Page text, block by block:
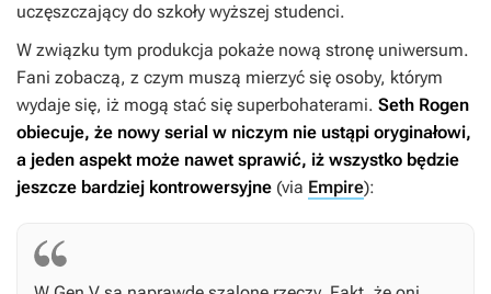
uczęszczający do szkoły wyższej studenci.
W związku tym produkcja pokaże nową stronę uniwersum.
Fani zobaczą, z czym muszą mierzyć się osoby, którym
wydaje się, iż mogą stać się superbohaterami. Seth Rogen
obiecuje, że nowy serial w niczym nie ustąpi oryginałowi,
a jeden aspekt może nawet sprawić, iż wszystko będzie
jeszcze bardziej kontrowersyjne (via Empire):